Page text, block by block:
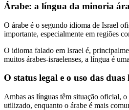
Árabe: a língua da minoria
O árabe é o segundo idioma de Israel
importante, especialmente em regiões
O idioma falado em Israel é,
muitos árabes-israelenses, a língua é
O status legal e o uso das
Ambas as línguas têm situação oficial,
utilizado, enquanto o árabe é mais